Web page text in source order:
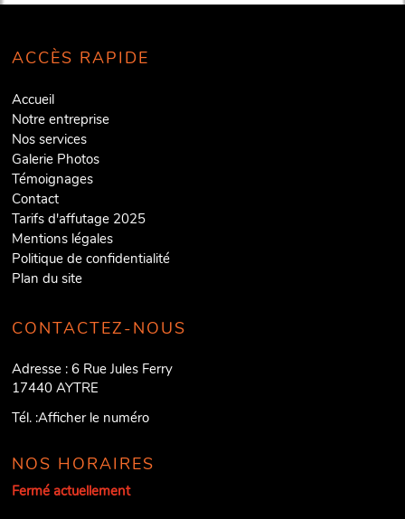
ACCÈS RAPIDE
Accueil
Notre entreprise
Nos services
Galerie Photos
Témoignages
Contact
Tarifs d'affutage 2025
Mentions légales
Politique de confidentialité
Plan du site
CONTACTEZ-NOUS
Adresse :6 Rue Jules Ferry
17440 AYTRE
Tél. :Afficher le numéro
NOS HORAIRES
Fermé actuellement